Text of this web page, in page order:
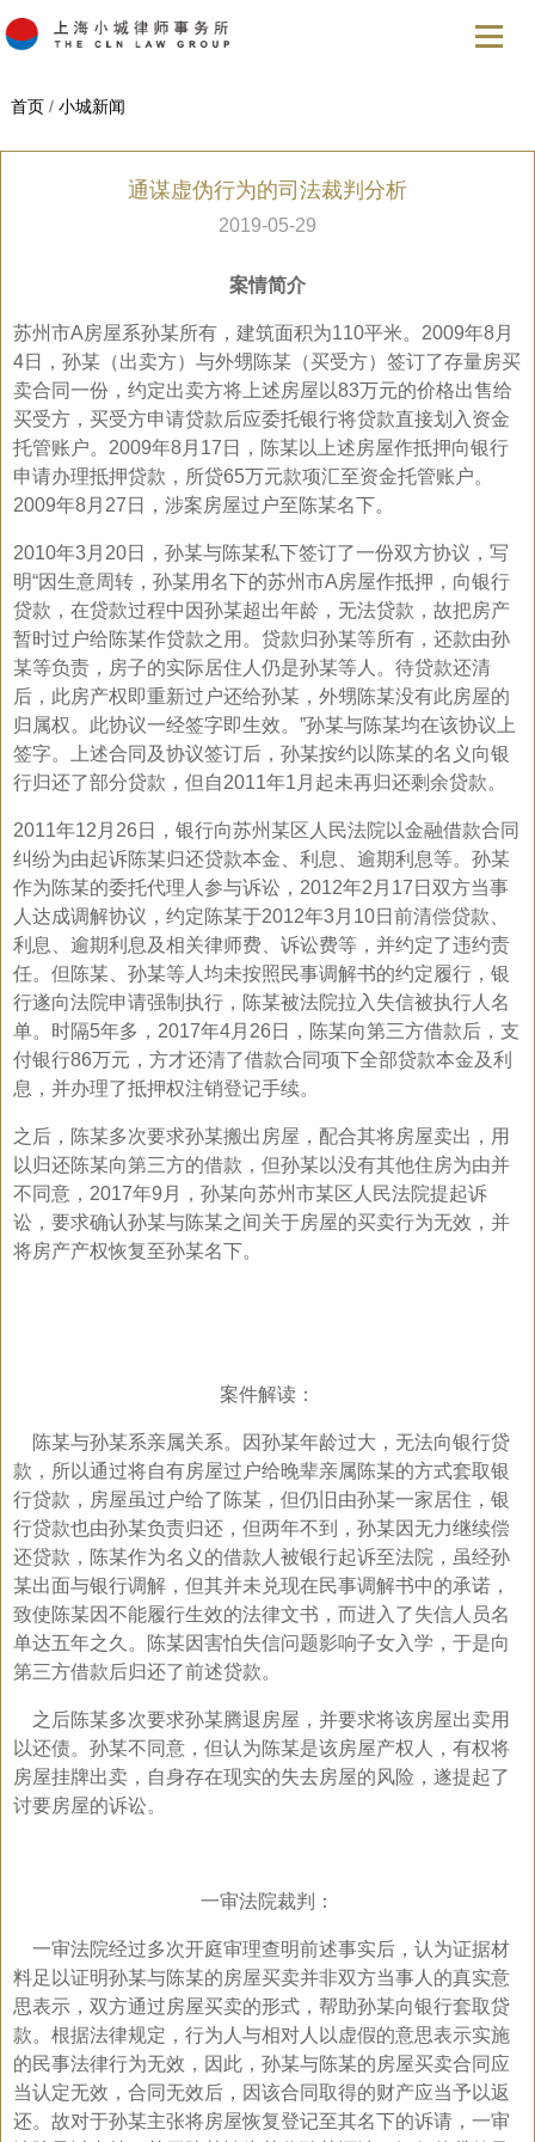
首页/ 小城新闻
通谋虚伪行为的司法裁判分析
2019-05-29
案情简介
苏州市A房屋系孙某所有，建筑面积为110平米。2009年8月
4日，孙某（出卖方）与外甥陈某（买受方）签订了存量房买
卖合同一份，约定出卖方将上述房屋以83万元的价格出售给
买受方，买受方申请贷款后应委托银行将贷款直接划入资金
托管账户。2009年8月17日，陈某以上述房屋作抵押向银行
申请办理抵押贷款，所贷65万元款项汇至资金托管账户。
2009年8月27日，涉案房屋过户至陈某名下。
2010年3月20日，孙某与陈某私下签订了一份双方协议，写
明“因生意周转，孙某用名下的苏州市A房屋作抵押，向银行
贷款，在贷款过程中因孙某超出年龄，无法贷款，故把房产
暂时过户给陈某作贷款之用。贷款归孙某等所有，还款由孙
某等负责，房子的实际居住人仍是孙某等人。待贷款还清
后，此房产权即重新过户还给孙某，外甥陈某没有此房屋的
归属权。此协议一经签字即生效。”孙某与陈某均在该协议上
签字。上述合同及协议签订后，孙某按约以陈某的名义向银
行归还了部分贷款，但自2011年1月起未再归还剩余贷款。
2011年12月26日，银行向苏州某区人民法院以金融借款合同
纠纷为由起诉陈某归还贷款本金、利息、逾期利息等。孙某
作为陈某的委托代理人参与诉讼，2012年2月17日双方当事
人达成调解协议，约定陈某于2012年3月10日前清偿贷款、
利息、逾期利息及相关律师费、诉讼费等，并约定了违约责
任。但陈某、孙某等人均未按照民事调解书的约定履行，银
行遂向法院申请强制执行，陈某被法院拉入失信被执行人名
单。时隔5年多，2017年4月26日，陈某向第三方借款后，支
付银行86万元，方才还清了借款合同项下全部贷款本金及利
息，并办理了抵押权注销登记手续。
之后，陈某多次要求孙某搬出房屋，配合其将房屋卖出，用
以归还陈某向第三方的借款，但孙某以没有其他住房为由并
不同意，2017年9月，孙某向苏州市某区人民法院提起诉
讼，要求确认孙某与陈某之间关于房屋的买卖行为无效，并
将房产产权恢复至孙某名下。
案件解读：
陈某与孙某系亲属关系。因孙某年龄过大，无法向银行贷
款，所以通过将自有房屋过户给晚辈亲属陈某的方式套取银
行贷款，房屋虽过户给了陈某，但仍旧由孙某一家居住，银
行贷款也由孙某负责归还，但两年不到，孙某因无力继续偿
还贷款，陈某作为名义的借款人被银行起诉至法院，虽经孙
某出面与银行调解，但其并未兑现在民事调解书中的承诺，
致使陈某因不能履行生效的法律文书，而进入了失信人员名
单达五年之久。陈某因害怕失信问题影响子女入学，于是向
第三方借款后归还了前述贷款。
之后陈某多次要求孙某腾退房屋，并要求将该房屋出卖用
以还债。孙某不同意，但认为陈某是该房屋产权人，有权将
房屋挂牌出卖，自身存在现实的失去房屋的风险，遂提起了
讨要房屋的诉讼。
一审法院裁判：
一审法院经过多次开庭审理查明前述事实后，认为证据材
料足以证明孙某与陈某的房屋买卖并非双方当事人的真实意
思表示，双方通过房屋买卖的形式，帮助孙某向银行套取贷
款。根据法律规定，行为人与相对人以虚假的意思表示实施
的民事法律行为无效，因此，孙某与陈某的房屋买卖合同应
当认定无效，合同无效后，因该合同取得的财产应当予以返
还。故对于孙某主张将房屋恢复登记至其名下的诉请，一审